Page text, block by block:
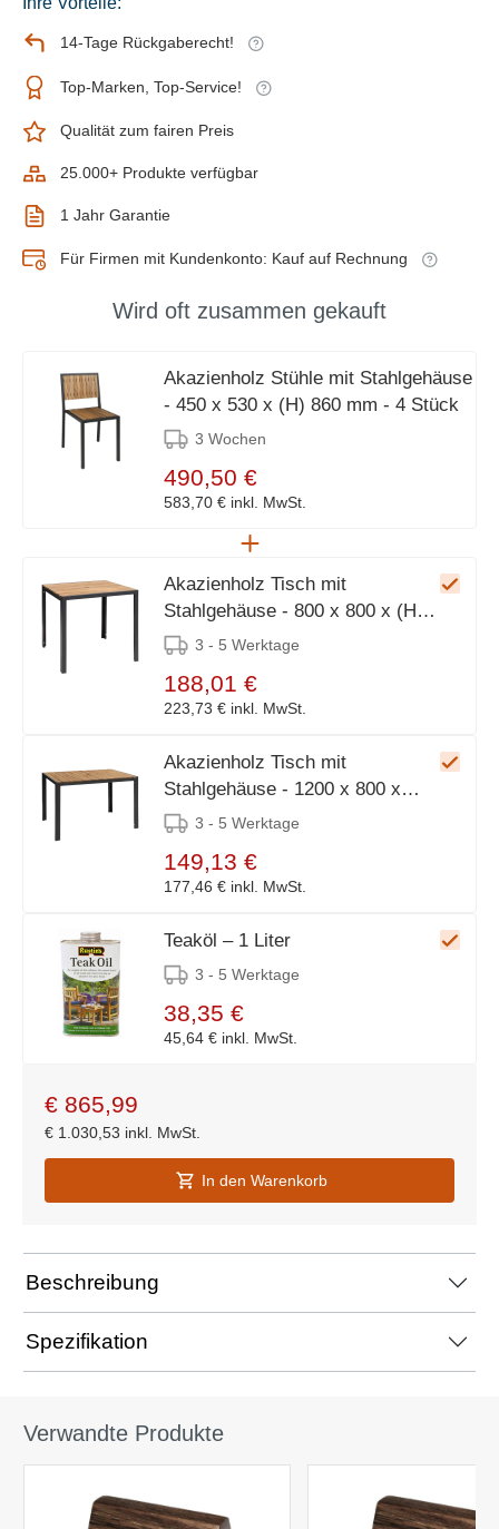
14-Tage Rückgaberecht!
Top-Marken, Top-Service!
Qualität zum fairen Preis
25.000+ Produkte verfügbar
1 Jahr Garantie
Für Firmen mit Kundenkonto: Kauf auf Rechnung
Wird oft zusammen gekauft
Akazienholz Stühle mit Stahlgehäuse
- 450 x 530 x (H) 860 mm - 4 Stück
3 Wochen
490,50 €
583,70 € inkl. MwSt.
Akazienholz Tisch mit
Stahlgehäuse - 800 x 800 x (H)
740 mm3 - 5 Werktage
188,01 €
223,73 € inkl. MwSt.
Akazienholz Tisch mit
Stahlgehäuse - 1200 x 800 x
(H)740mm
3 - 5 Werktage
149,13 €
177,46 € inkl. MwSt.
Teaköl – 1 Liter
3 - 5 Werktage
38,35 €
45,64 € inkl. MwSt.
€ 865,99
€ 1.030,53 inkl. MwSt.
In den Warenkorb
Beschreibung
Spezifikation
Verwandte Produkte